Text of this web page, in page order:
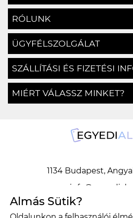
RÓLUNK
ÜGYFÉLSZOLGÁLAT
SZÁLLÍTÁSI ÉS FIZETÉSI
MIÉRT VÁLASSZ MINKET?
1134 Budapest,
Almás Sütik?